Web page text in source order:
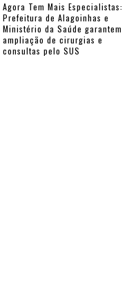
Agora Tem Mais Especialistas:
Prefeitura de Alagoinhas e
Ministério da Saúde garantem
ampliação de cirurgias e
consultas pelo SUS